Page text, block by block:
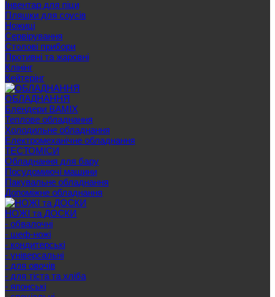
Інвентар для піци
Пляшки для соусів
Ножиці
Сервірування
Cтолові прибори
Противні та жаровні
Клінінг
Кейтерінг
ОБЛАДНАННЯ
Блендери BAMIX
Теплове обладнання
Холодильне обладнання
Електромеханічне обладнання
ТЕСТОМІСИ
Обладнання для бару
Посудомиючі машини
Пакувальне обладнання
Допоміжне обладнання
НОЖІ та ДОСКИ
- обвалочні
- шеф-ножі
- кондитерські
- універсальні
- для овочів
- для тіста та хліба
- японські